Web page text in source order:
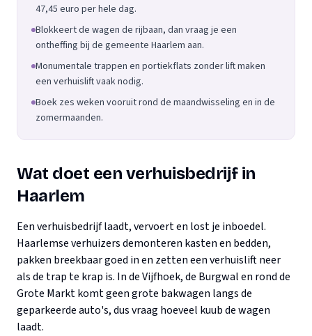
47,45 euro per hele dag.
Blokkeert de wagen de rijbaan, dan vraag je een
ontheffing bij de gemeente Haarlem aan.
Monumentale trappen en portiekflats zonder lift maken
een verhuislift vaak nodig.
Boek zes weken vooruit rond de maandwisseling en in de
zomermaanden.
Wat doet een verhuisbedrijf in
Haarlem
Een verhuisbedrijf laadt, vervoert en lost je inboedel.
Haarlemse verhuizers demonteren kasten en bedden,
pakken breekbaar goed in en zetten een verhuislift neer
als de trap te krap is. In de Vijfhoek, de Burgwal en rond de
Grote Markt komt geen grote bakwagen langs de
geparkeerde auto's, dus vraag hoeveel kuub de wagen
laadt.